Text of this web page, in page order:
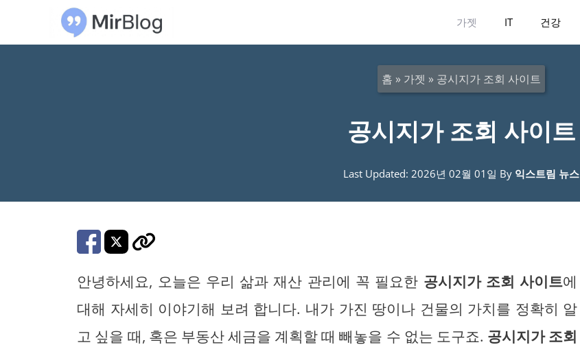
가젯 IT 건강
홈 » 가젯 » 공시지가 조회 사이트
공시지가 조회 사이트
Last Updated: 2026년 02월 01일 By 익스트림 뉴스
안녕하세요, 오늘은 우리 삶과 재산 관리에 꼭 필요한 공시지가 조회 사이트에
대해 자세히 이야기해 보려 합니다. 내가 가진 땅이나 건물의 가치를 정확히 알
고 싶을 때, 혹은 부동산 세금을 계획할 때 빼놓을 수 없는 도구죠. 공시지가 조회